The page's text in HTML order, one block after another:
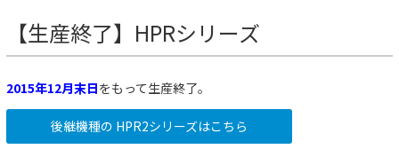
【生産終了】HPRシリーズ
2015年12月末日をもって生産終了。
後継機種の HPR2シリーズはこちら